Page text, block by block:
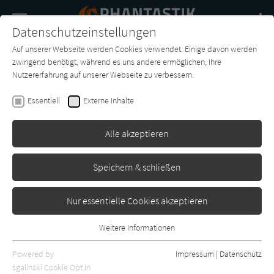
SUCHE
Buch-
Entdecker
Forum Charts
Brent Weeks
Nachtengel (2) - Gemini
Erschienen: Juli 2024 0
Datenschutzeinstellungen
Auf unserer Webseite werden Cookies verwendet. Einige davon werden
zwingend benötigt, während es uns andere ermöglichen, Ihre
Nutzererfahrung auf unserer Webseite zu verbessern.
Essentiell Externe Inhalte
Alle akzeptieren
Speichern & schließen
Nur essentielle Cookies akzeptieren
Essentielle Cookies werden für grundlegende Funktionen der
Webseite benötigt. Dadurch ist gewährleistet, dass die Webseite
Weitere Informationen
Powered by
sgalinski Cookie Opt In
Impressum | Datenschutz